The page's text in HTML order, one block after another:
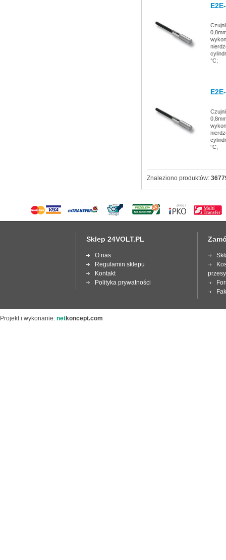
°C;
°C;
Znaleziono produktów:
Sklep 24VOLT.PL
O nas
Regulamin sklepu
Kontakt
Polityka prywatności
Projekt i wykonanie: netkoncept.com